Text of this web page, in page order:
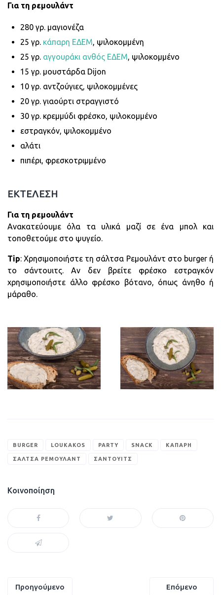
Για τη ρεμουλάντ
280 γρ. μαγιονέζα
25 γρ. κάπαρη ΕΔΕΜ, ψιλοκομμένη
25 γρ. αγγουράκι ανθός ΕΔΕΜ, ψιλοκομμένο
15 γρ. μουστάρδα Dijon
10 γρ. αντζούγιες, ψιλοκομμένες
20 γρ. γιαούρτι στραγγιστό
30 γρ. κρεμμύδι φρέσκο, ψιλοκομμένο
εστραγκόν, ψιλοκομμένο
αλάτι
πιπέρι, φρεσκοτριμμένο
ΕΚΤΕΛΕΣΗ
Για τη ρεμουλάντ
Ανακατεύουμε όλα τα υλικά μαζί σε ένα μπολ και
τοποθετούμε στο ψυγείο.
Tip: Χρησιμοποιήστε τη σάλτσα Ρεμουλάντ στο burger ή
το σάντουιτς. Αν δεν βρείτε φρέσκο εστραγκόν
χρησιμοποιήστε άλλο φρέσκο βότανο, όπως άνηθο ή
μάραθο.
BURGER LOUKAKOS PARTY SNACK ΚΆΠΑΡΗ
ΣΆΛΤΣΑ ΡΕΜΟΥΛΆΝΤ ΣΆΝΤΟΥΙΤΣ
Κοινοποίηση
Πλοήγηση
Προηγούμενο Επόμενο